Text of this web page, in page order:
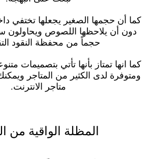
كما أن حجمها الصغير يجعلها تختفي
دون أن يلاحظها اللصوص ويحاولون
حجماً من محفظة النقود
كما انها تمتاز بأنها تأتي بتصميمات
ومتوفرة لدى الكثير من المتاجر
متاجر الانترنت.
المظلة الواقية من